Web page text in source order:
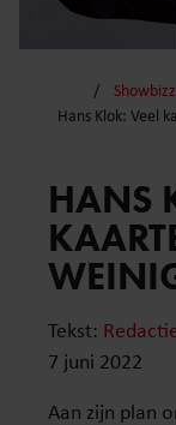
Showbizz
Hans Klok: Veel
HANS
Tekst:
7 juni 2022
Aan zijn plan